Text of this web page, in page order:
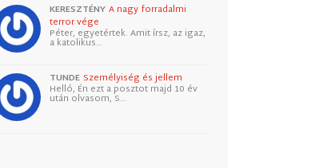
KERESZTÉNY A nagy forradalmi
terror vége
Péter, egyetértek. Amit írsz, az igaz,
a katolikus…
TUNDE Személyiség és jellem
Helló, Én ezt a posztot majd 10 év
után olvasom, S…